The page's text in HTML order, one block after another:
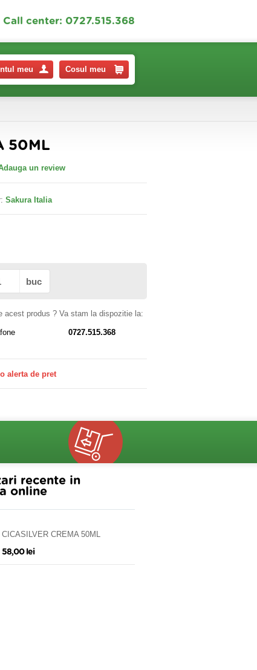
Call center: 0727.515.368
meu Cosul meu
50ML
un review
Sakura Italia
buc
acest produs ? Va stam la dispozitie la:
0727.515.368
alerta de pret
recente in
online
CICASILVER CREMA 50ML
58,00 lei